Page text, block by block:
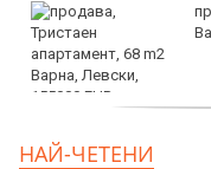
НАЙ-ЧЕТЕНИ